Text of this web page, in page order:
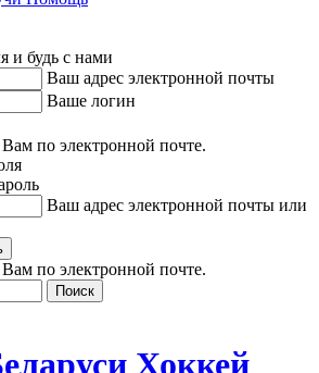
и будь с нами
Ваш адрес электронной почты
Ваше логин
по электронной почте.
Ваш адрес электронной почты или
по электронной почте.
Хоккей